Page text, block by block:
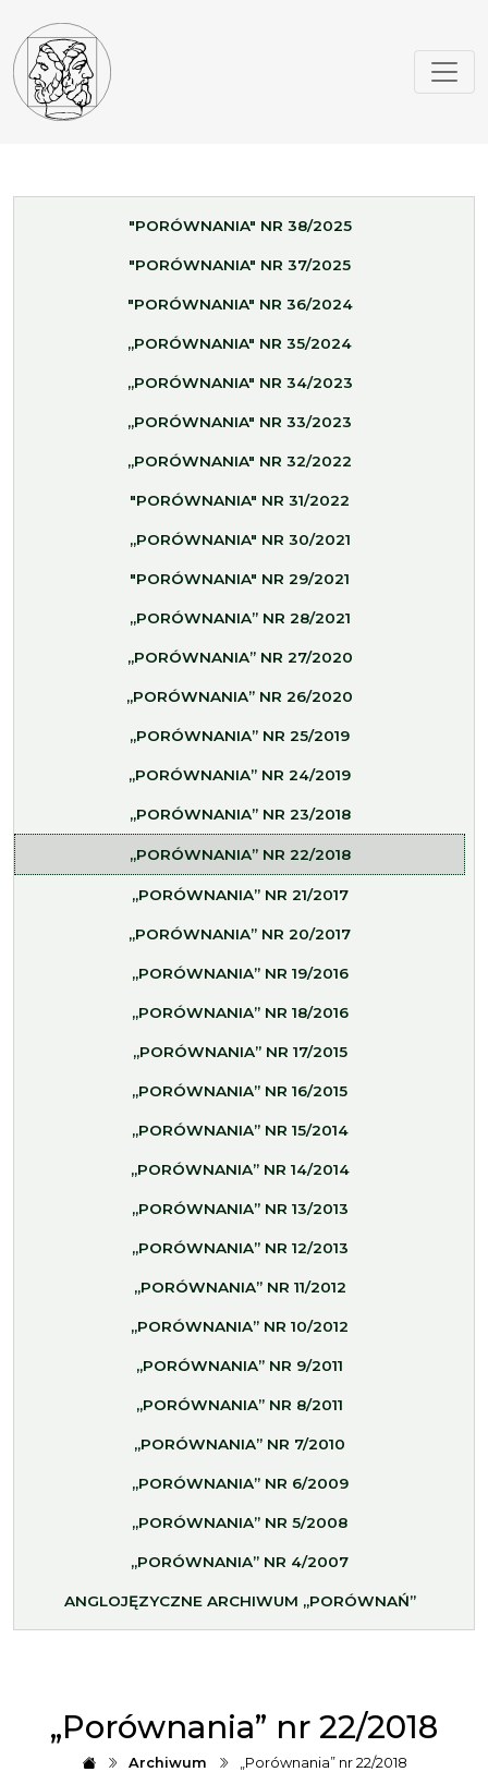
"PORÓWNANIA" NR 38/2025
"PORÓWNANIA" NR 37/2025
"PORÓWNANIA" NR 36/2024
„PORÓWNANIA" NR 35/2024
„PORÓWNANIA" NR 34/2023
„PORÓWNANIA" NR 33/2023
„PORÓWNANIA" NR 32/2022
"PORÓWNANIA" NR 31/2022
„PORÓWNANIA" NR 30/2021
"PORÓWNANIA" NR 29/2021
„PORÓWNANIA” NR 28/2021
„PORÓWNANIA” NR 27/2020
„PORÓWNANIA” NR 26/2020
„PORÓWNANIA” NR 25/2019
„PORÓWNANIA” NR 24/2019
„PORÓWNANIA” NR 23/2018
„PORÓWNANIA” NR 22/2018
„PORÓWNANIA” NR 21/2017
„PORÓWNANIA” NR 20/2017
„PORÓWNANIA” NR 19/2016
„PORÓWNANIA” NR 18/2016
„PORÓWNANIA” NR 17/2015
„PORÓWNANIA” NR 16/2015
„PORÓWNANIA” NR 15/2014
„PORÓWNANIA” NR 14/2014
„PORÓWNANIA” NR 13/2013
„PORÓWNANIA” NR 12/2013
„PORÓWNANIA” NR 11/2012
„PORÓWNANIA” NR 10/2012
„PORÓWNANIA” NR 9/2011
„PORÓWNANIA” NR 8/2011
„PORÓWNANIA” NR 7/2010
„PORÓWNANIA” NR 6/2009
„PORÓWNANIA” NR 5/2008
„PORÓWNANIA” NR 4/2007
ANGLOJĘZYCZNE ARCHIWUM „PORÓWNAŃ”
„Porównania” nr 22/2018
Archiwum „Porównania” nr 22/2018